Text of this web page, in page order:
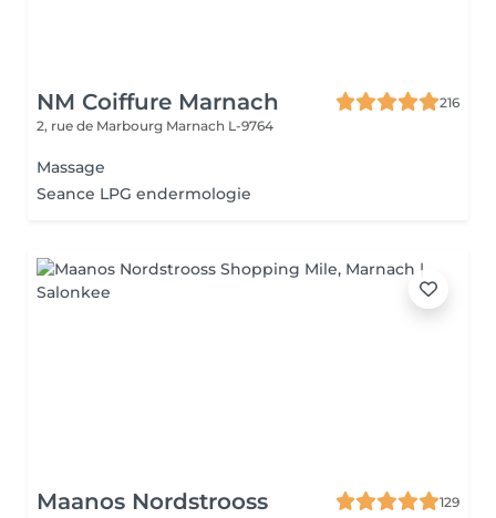
NM Coiffure Marnach
216
2, rue de Marbourg Marnach L-9764
Massage
Seance LPG endermologie
Maanos Nordstrooss
129